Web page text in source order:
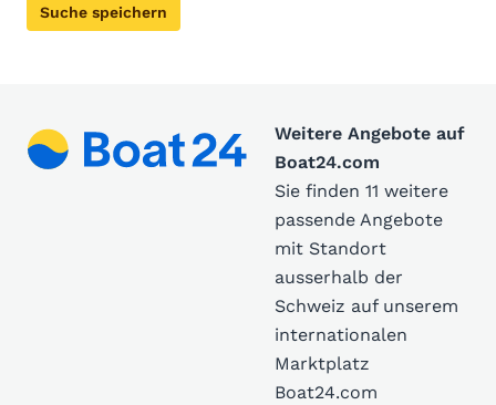
Suche speichern
Weitere Angebote auf
Boat24.com
Sie finden 11 weitere
passende Angebote
mit Standort
ausserhalb der
Schweiz auf unserem
internationalen
Marktplatz
Boat24.com